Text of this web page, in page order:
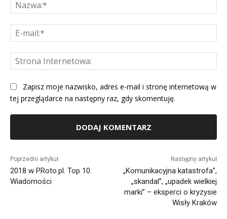
Zapisz moje nazwisko, adres e-mail i stronę internetową w
tej przeglądarce na następny raz, gdy skomentuję.
Poprzedni artykuł
2018 w PRoto.pl. Top 10.
Wiadomości
Następny artykuł
„Komunikacyjna katastrofa”,
„skandal”, „upadek wielkiej
marki” – eksperci o kryzysie
Wisły Kraków